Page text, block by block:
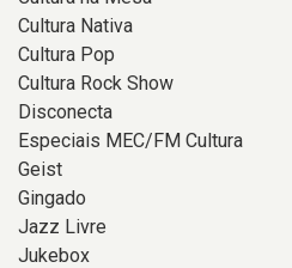
Cultura Nativa
Cultura Pop
Cultura Rock Show
Disconecta
Especiais MEC/FM Cultura
Geist
Gingado
Jazz Livre
Jukebox